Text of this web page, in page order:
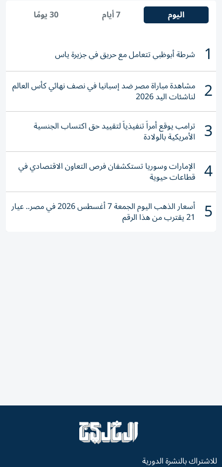
اليوم 7 أيام 30 يومًا
1 شرطة أبوظبي تتعامل مع حريق في جزيرة ياس
2 مشاهدة مباراة مصر ضد إسبانيا في نصف نهائي كأس العالم
لناشئات اليد 2026
3 ترامب يوقع أمراً تنفيذياً لتقييد حق اكتساب الجنسية
الأمريكية بالولادة
4 الإمارات وسوريا تستكشفان فرص التعاون الاقتصادي في
قطاعات حيوية
5 أسعار الذهب اليوم الجمعة 7 أغسطس 2026 في مصر.. عيار
21 يقترب من هذا الرقم
للاشتراك بالنشرة الدورية